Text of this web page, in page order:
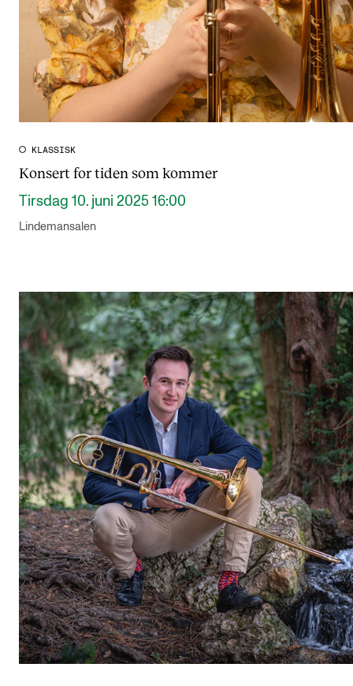
KLASSISK
Konsert for tiden som kommer
Tirsdag 10. juni 2025 16:00
Lindemansalen